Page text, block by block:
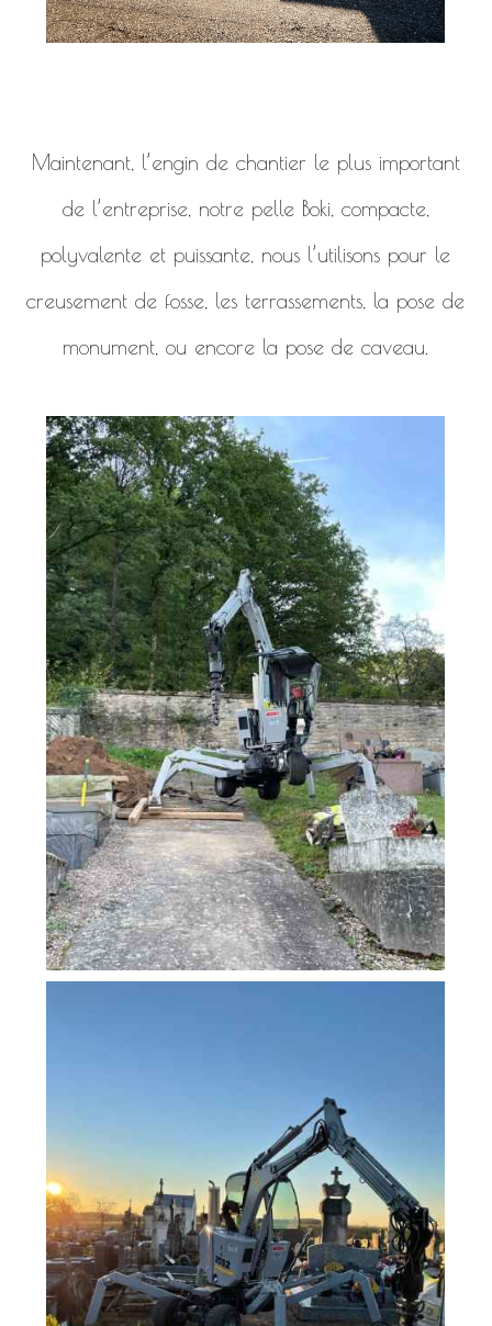
Maintenant, l’engin de chantier le plus important
de l’entreprise, notre pelle Boki, compacte,
polyvalente et puissante, nous l’utilisons pour le
creusement de fosse, les terrassements, la pose de
monument, ou encore la pose de caveau.